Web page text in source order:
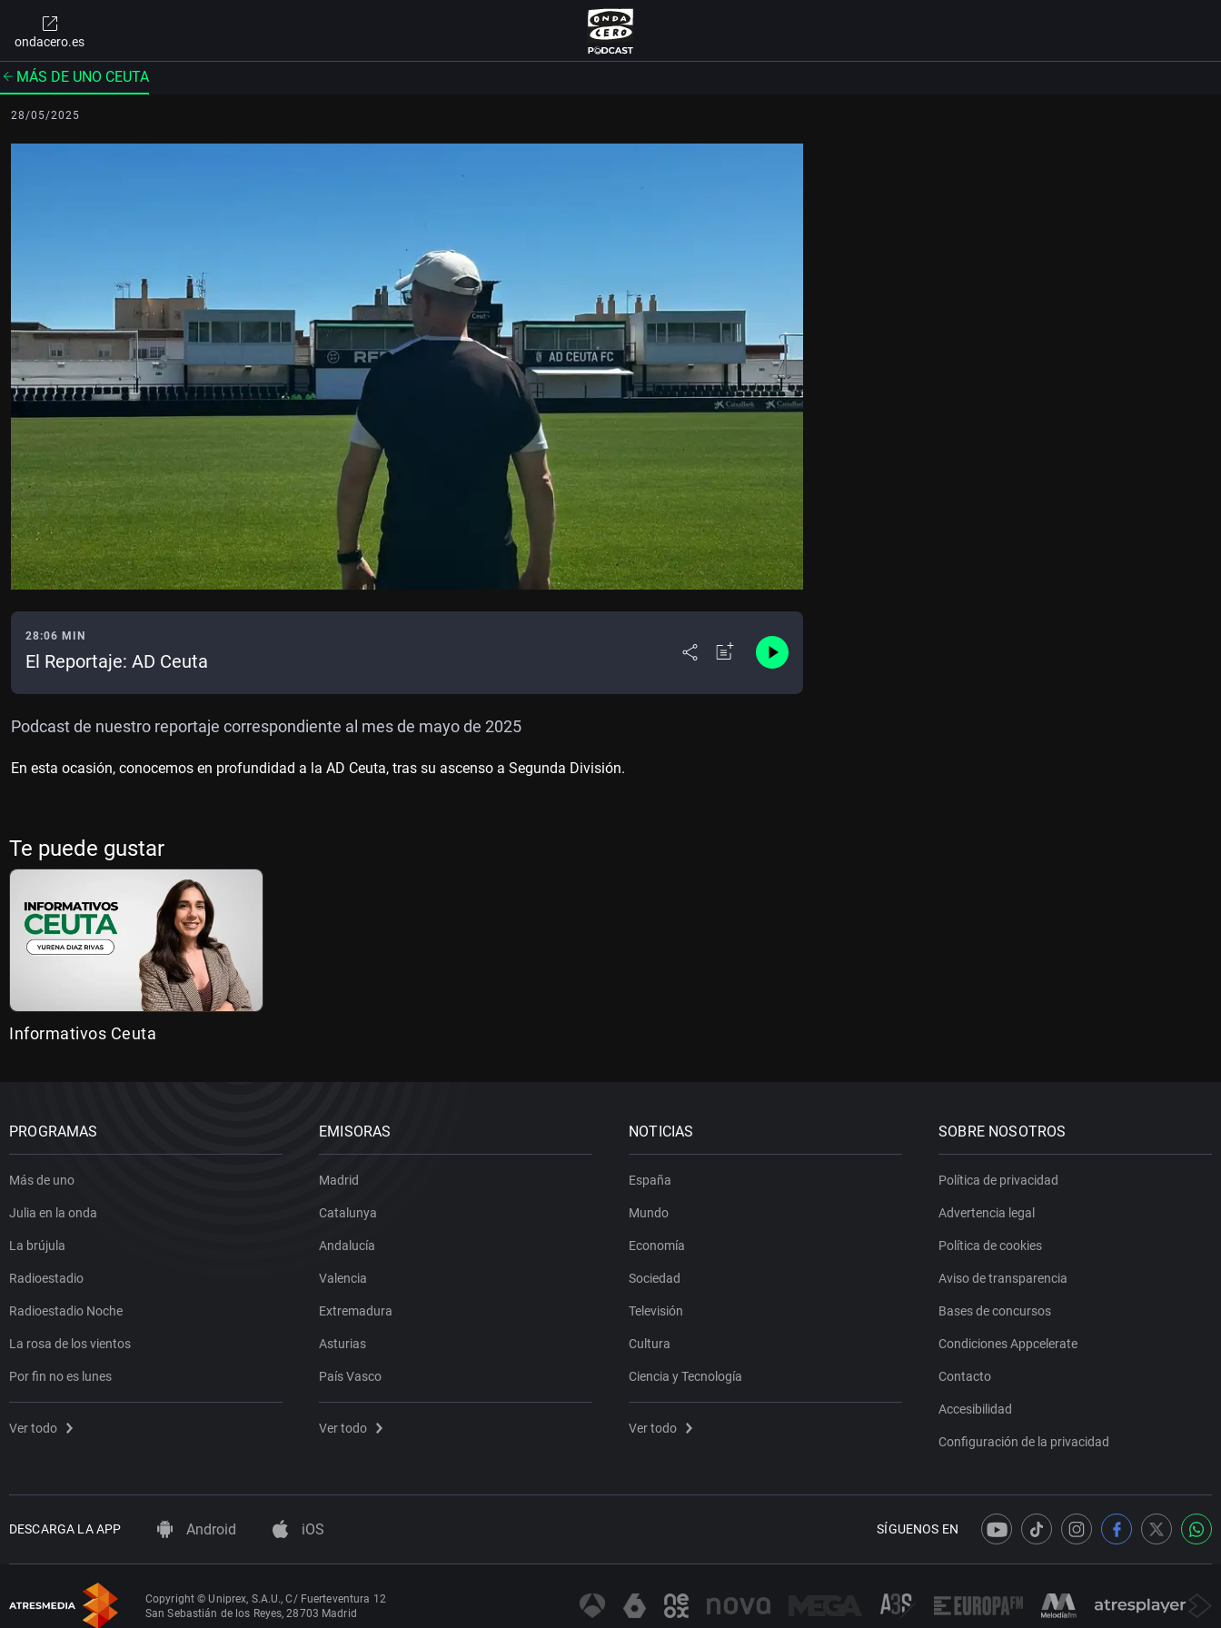
ondacero.es
MÁS DE UNO CEUTA
28/05/2025
28:06 MIN
El Reportaje: AD Ceuta
Podcast de nuestro reportaje correspondiente al mes de mayo de 2025
En esta ocasión, conocemos en profundidad a la AD Ceuta, tras su ascenso a Segunda División.
Te puede gustar
Informativos Ceuta
PROGRAMAS
Más de uno
Julia en la onda
La brújula
Radioestadio
Radioestadio Noche
La rosa de los vientos
Por fin no es lunes
Ver todo
EMISORAS
Madrid
Catalunya
Andalucía
Valencia
Extremadura
Asturias
País Vasco
Ver todo
NOTICIAS
España
Mundo
Economía
Sociedad
Televisión
Cultura
Ciencia y Tecnología
Ver todo
SOBRE NOSOTROS
Política de privacidad
Advertencia legal
Política de cookies
Aviso de transparencia
Bases de concursos
Condiciones Appcelerate
Contacto
Accesibilidad
Configuración de la privacidad
DESCARGA LA APP Android iOS SÍGUENOS EN
Copyright © Uniprex, S.A.U., C/ Fuerteventura 12
San Sebastián de los Reyes, 28703 Madrid